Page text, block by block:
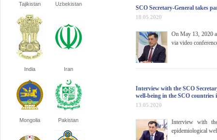
Tajikistan Uzbekistan
India Iran
Mongolia Pakistan
SCO Secretary-General takes
18.05.2020
On May 13, 2020
via video
Interview with the SCO
well-being in the SCO countries
13.05.2020
Interview with
epidemiological